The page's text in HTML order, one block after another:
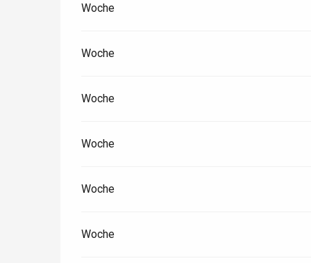
Woche
Woche
Woche
Woche
Woche
Woche